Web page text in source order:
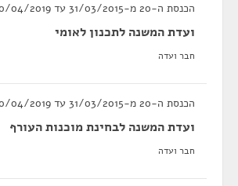
הכנסת ה-20 מ-31/03/2015 עד 30/04/2019
ועדת המשנה לתכנון לאומי
חבר ועדה
הכנסת ה-20 מ-31/03/2015 עד 30/04/2019
ועדת המשנה לבחינת מוכנות העורף
חבר ועדה